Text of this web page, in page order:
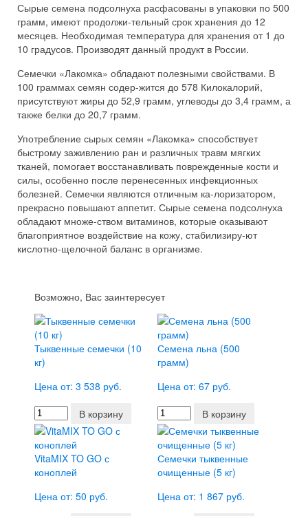
Сырые семена подсолнуха расфасованы в упаковки по 500
грамм, имеют продолжи-тельный срок хранения до 12
месяцев. Необходимая температура для хранения от 1 до
10 градусов. Производят данный продукт в России.
Семечки «Лакомка» обладают полезными свойствами. В
100 граммах семян содер-жится до 578 Килокалорий,
присутствуют жиры до 52,9 грамм, углеводы до 3,4 грамм, а
также белки до 20,7 грамм.
Употребление сырых семян «Лакомка» способствует
быстрому заживлению ран и различных травм мягких
тканей, помогает восстанавливать поврежденные кости и
силы, особенно после перенесенных инфекционных
болезней. Семечки являются отличным ка-лоризатором,
прекрасно повышают аппетит. Сырые семена подсолнуха
обладают множе-ством витаминов, которые оказывают
благоприятное воздействие на кожу, стабилизиру-ют
кислотно-щелочной баланс в организме.
Возможно, Вас заинтересует
Тыквенные семечки (10
кг)
Цена от: 3 538 руб.
В корзину
Семена льна (500
грамм)
Цена от: 67 руб.
В корзину
VitaMIX TO GO с
коноплей
Цена от: 50 руб.
Семечки тыквенные
очищенные (5 кг)
Цена от: 1 867 руб.